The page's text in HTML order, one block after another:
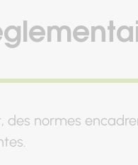
des normes